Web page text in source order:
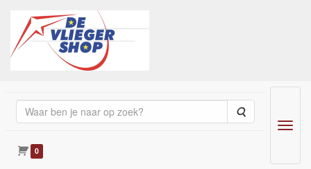
Zoeken
0
Menu